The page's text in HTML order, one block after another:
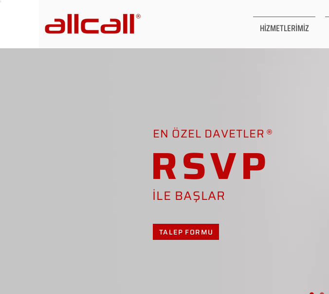
HİZMETLERİMİZ
EN ÖZEL DAVETLER
RSVP
İLE BAŞLAR
TALEP FORMU